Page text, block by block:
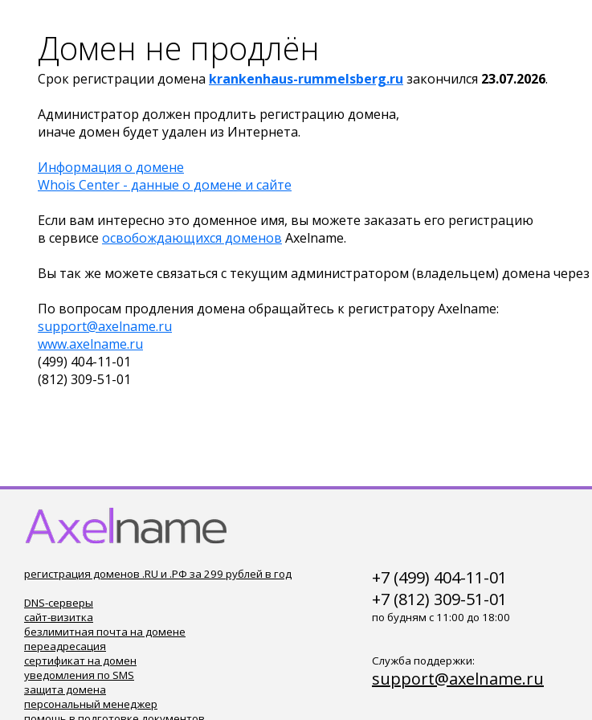
Домен не продлён
Срок регистрации домена krankenhaus-rummelsberg.ru закончился 23.07.2026.
Администратор должен продлить регистрацию домена,
иначе домен будет удален из Интернета.
Информация о домене
Whois Center - данные о домене и сайте
Если вам интересно это доменное имя, вы можете заказать его регистрацию
в сервисе освобождающихся доменов Axelname.
Вы так же можете связаться с текущим администратором (владельцем) домена через
По вопросам продления домена обращайтесь к регистратору Axelname:
support@axelname.ru
www.axelname.ru
(499) 404-11-01
(812) 309-51-01
регистрация доменов .RU и .РФ за 299 рублей в год
DNS-серверы
сайт-визитка
безлимитная почта на домене
переадресация
сертификат на домен
уведомления по SMS
защита домена
персональный менеджер
+7 (499) 404-11-01
+7 (812) 309-51-01
по будням с 11:00 до 18:00
Служба поддержки:
support@axelname.ru